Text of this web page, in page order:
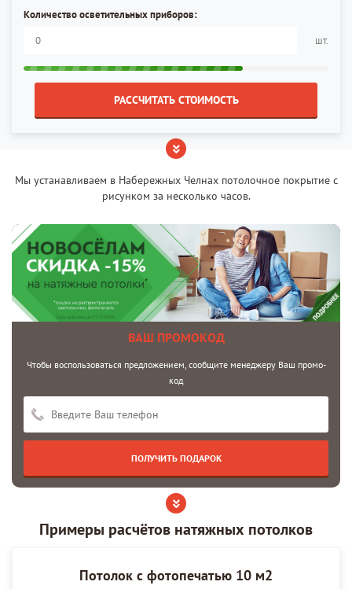
Количество осветительных приборов:
шт.
РАССЧИТАТЬ СТОИМОСТЬ
Мы устанавливаем в Набережных Челнах потолочное покрытие с
рисунком за несколько часов.
ВАШ ПРОМОКОД
Чтобы воспользоваться предложением, сообщите менеджеру Ваш промо-
код
Примеры расчётов натяжных потолков
Потолок с фотопечатью 10 м2